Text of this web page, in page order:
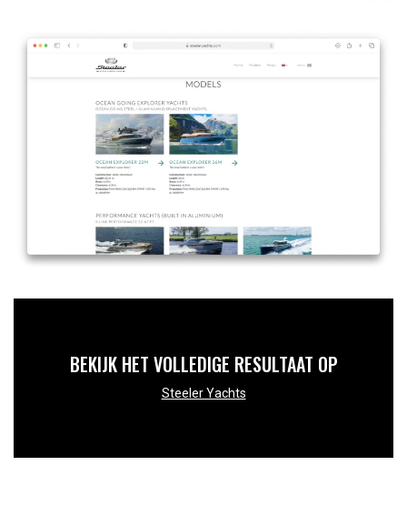
BEKIJK HET VOLLEDIGE RESULTAAT OP
Steeler Yachts